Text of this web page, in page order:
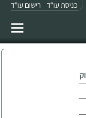
כניסת עו"ד רישום עו"ד